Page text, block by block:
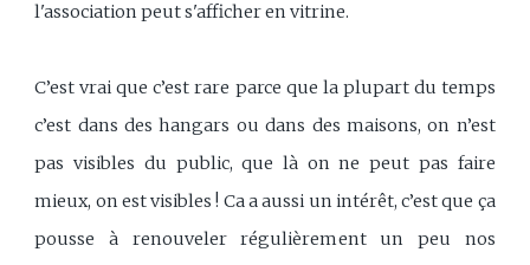
l'association peut s'afficher en vitrine.
C’est vrai que c’est rare parce que la plupart du temps
c’est dans des hangars ou dans des maisons, on n’est
pas visibles du public, que là on ne peut pas faire
mieux, on est visibles ! Ca a aussi un intérêt, c’est que ça
pousse à renouveler régulièrement un peu nos